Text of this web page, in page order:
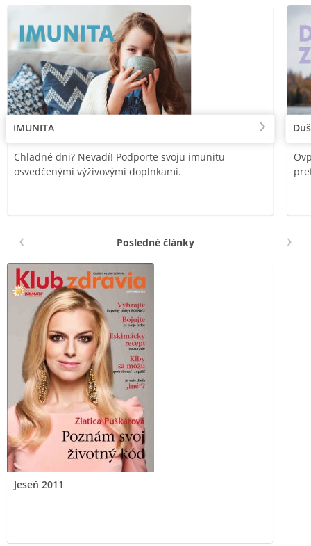
IMUNITA
Chladné dni? Nevadí! Podporte svoju imunitu
osvedčenými výživovými doplnkami.
Posledné články
Jeseň 2011